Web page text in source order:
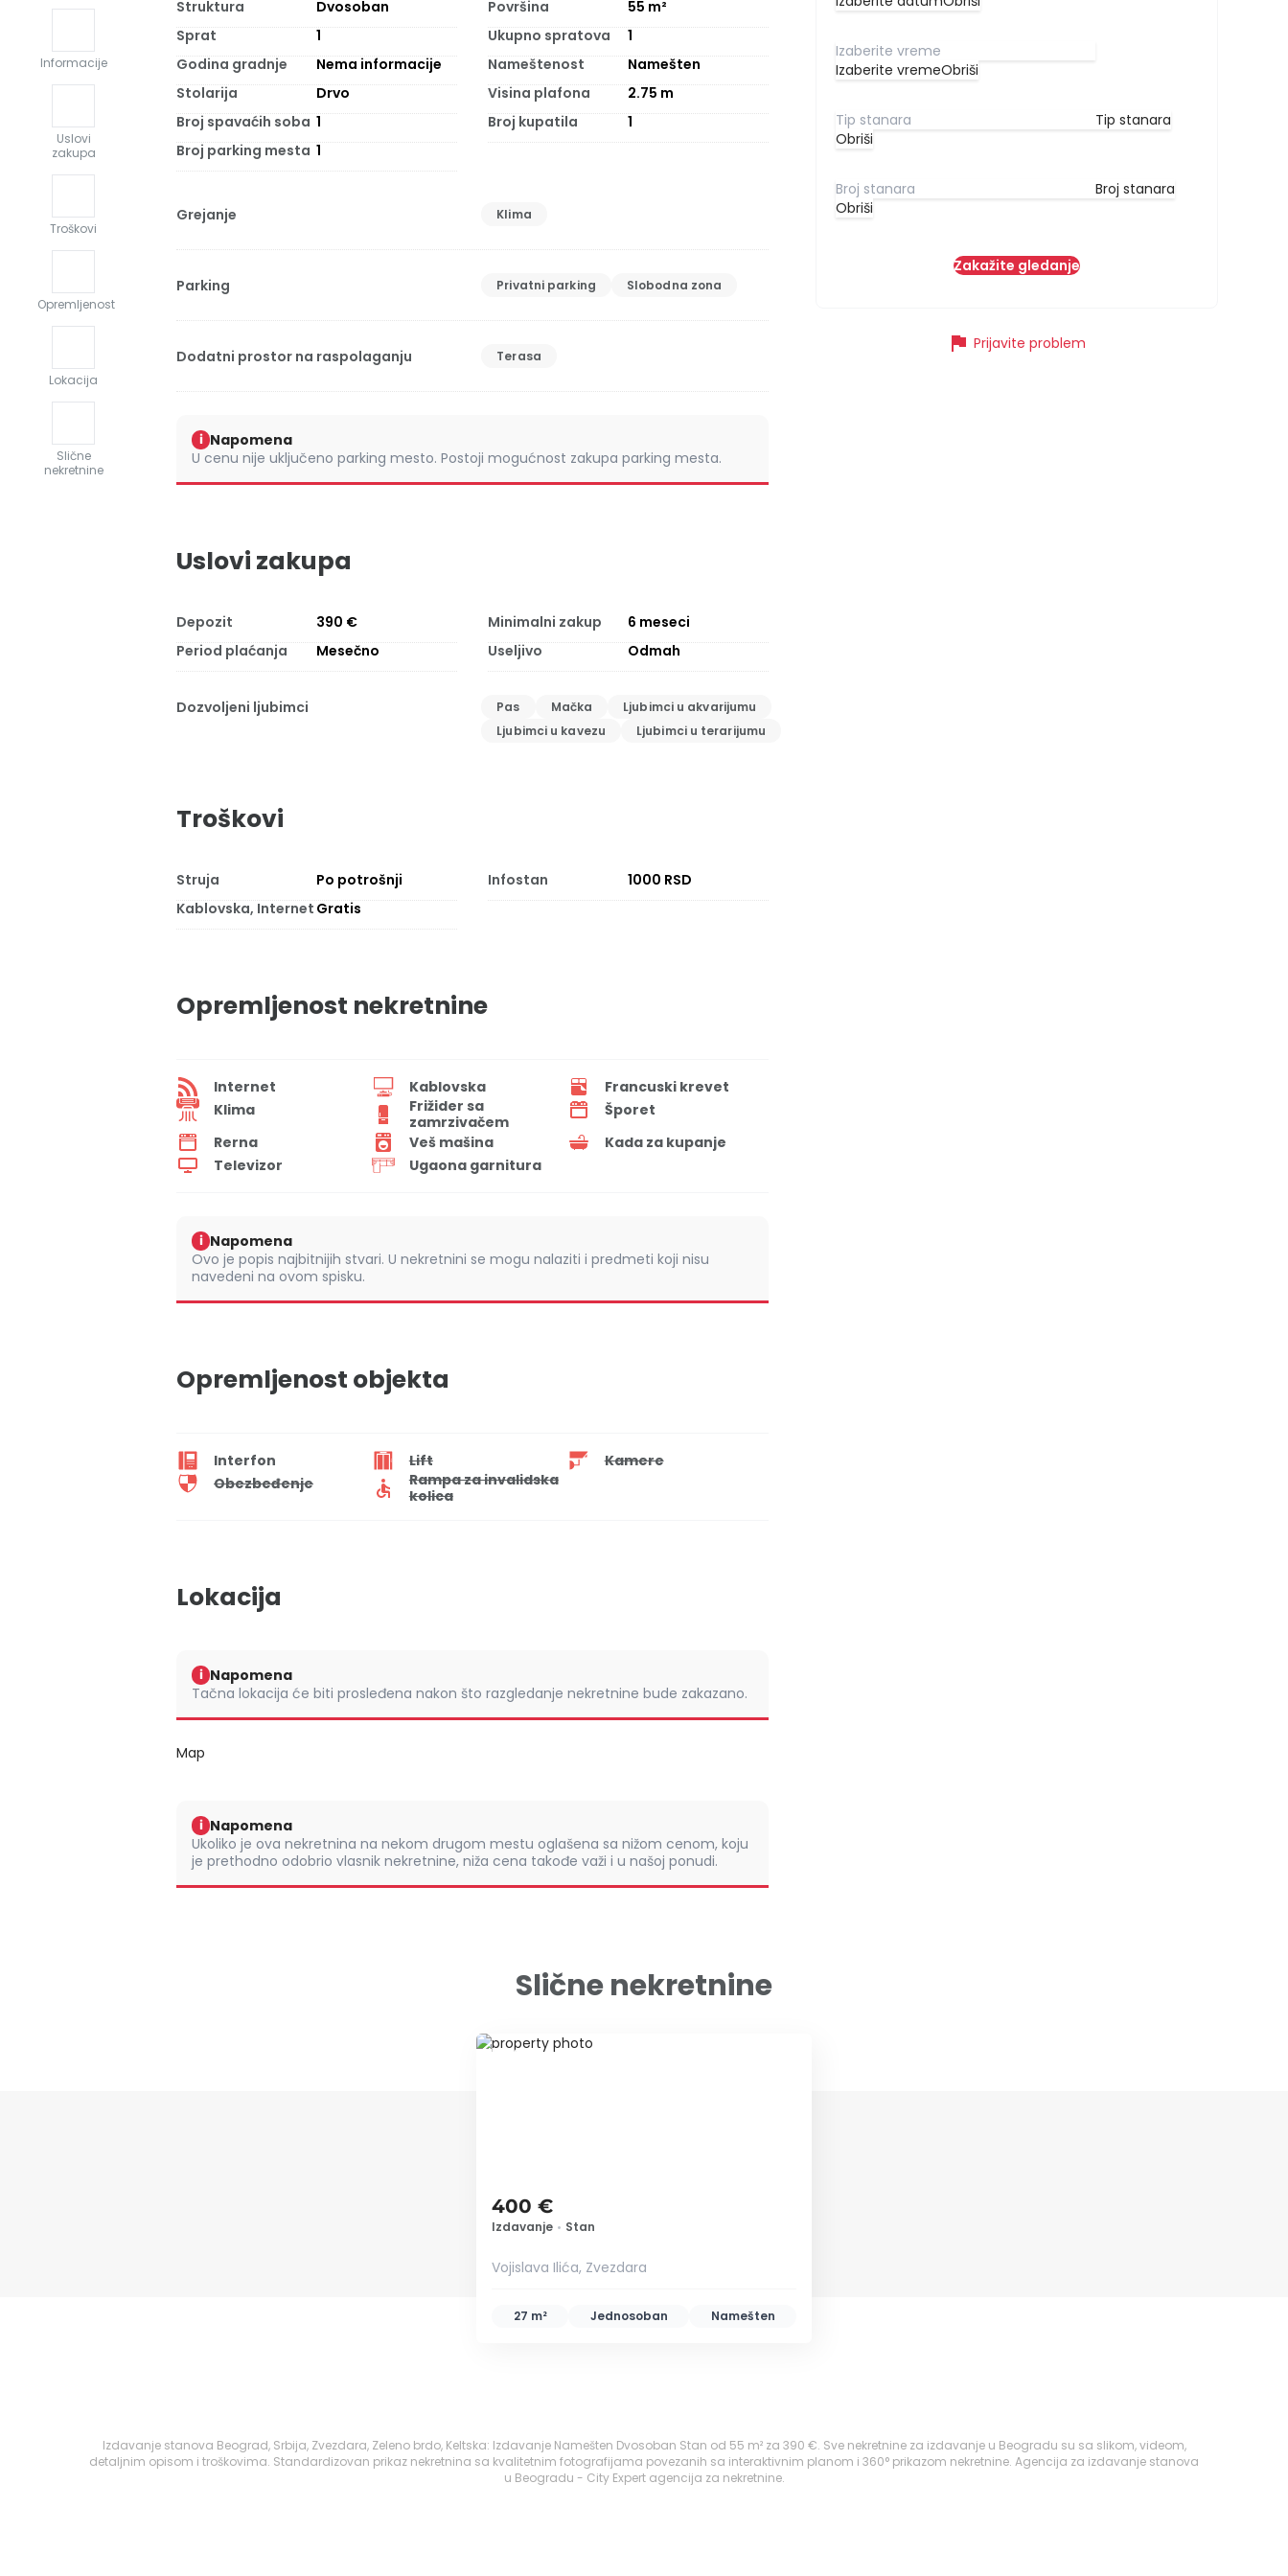
Informacije
Uslovi
zakupa
Troškovi
Opremljenost
Lokacija
Slične
nekretnine
Struktura Dvosoban Površina 55 m²
Sprat
1 Ukupno spratova
1
Godina gradnje
Nema informacije Nameštenost
Namešten
Stolarija
Drvo Visina plafona 2.75 m
Broj spavaćih soba 1 Broj kupatila
1
Broj parking mesta 1
Grejanje Klima
Parking Privatni parking Slobodna zona
Dodatni prostor na raspolaganju Terasa
i Napomena
U cenu nije uključeno parking mesto. Postoji mogućnost zakupa parking mesta.
Uslovi zakupa
Depozit 390 € Minimalni zakup 6 meseci
Period plaćanja
Mesečno Useljivo Odmah
Dozvoljeni ljubimci Pas Mačka
Ljubimci u akvarijumu
Ljubimci u kavezu
Ljubimci u terarijumu
Troškovi
Struja Po potrošnji Infostan
1000 RSD
Kablovska, Internet Gratis
Opremljenost nekretnine
Internet Kablovska
Francuski krevet
Klima
Frižider sa
zamrzivačem
Šporet
Rerna
Veš mašina
Kada za kupanje
Televizor
Ugaona garnitura
i Napomena
Ovo je popis najbitnijih stvari. U nekretnini se mogu nalaziti i predmeti koji nisu
navedeni na ovom spisku.
Opremljenost objekta
Interfon Lift
Kamere
Obezbeđenje
Rampa za invalidska
kolica
Lokacija
i Napomena
Tačna lokacija će biti prosleđena nakon što razgledanje nekretnine bude zakazano.
Map
i Napomena
Ukoliko je ova nekretnina na nekom drugom mestu oglašena sa nižom cenom, koju
je prethodno odobrio vlasnik nekretnine, niža cena takođe važi i u našoj ponudi.
Izaberite vremeObriši
Tip stanara
Obriši
Broj stanara
Obriši
Zakažite gledanje
flag Prijavite problem
Slične nekretnine
ID 44612
400 €
Izdavanje • Stan
Vojislava Ilića, Zvezdara
27 m² Jednosoban Namešten
Izdavanje stanova Beograd, Srbija, Zvezdara, Zeleno brdo, Keltska: Izdavanje Namešten Dvosoban Stan od 55 m² za 390 €. Sve nekretnine za izdavanje u Beogradu su sa slikom, videom,
detaljnim opisom i troškovima. Standardizovan prikaz nekretnina sa kvalitetnim fotografijama povezanih sa interaktivnim planom i 360° prikazom nekretnine. Agencija za izdavanje stanova
u Beogradu - City Expert agencija za nekretnine.